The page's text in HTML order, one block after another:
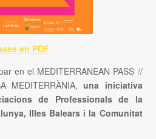
en PDF
en el MEDITERRANEAN PASS //
MEDITERRÀNIA, una iniciativa
de Professionals de la
Illes Balears i la Comunitat